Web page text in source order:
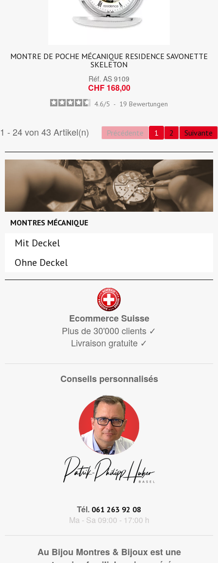
MONTRE DE POCHE MÉCANIQUE RESIDENCE SAVONETTE
SKELETON
Réf. AS 9109
CHF 168,00
4.6/5 - 19 Bewertungen
1 - 24 von 43 Artikel(n) Précédente 1 2 Suivante
MONTRES MÉCANIQUE
Mit Deckel
Ohne Deckel
Ecommerce Suisse
Plus de 30'000 clients ✓
Livraison gratuite ✓
Conseils personnalisés
Tél. 061 263 92 08
Ma - Sa 09:00 - 17:00 h
Au Bijou Montres & Bijoux est une